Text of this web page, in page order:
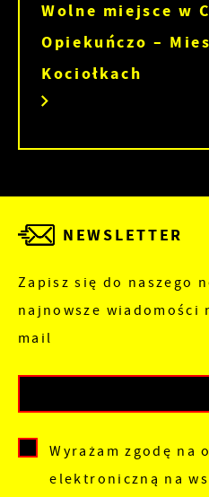
Wolne miejsce w
Opiekuńczo –
Kociołkach
NEWSLETTER
Zapisz się do naszego
najnowsze wiadomości
mail
Wyrażam zgodę na
elektroniczną na